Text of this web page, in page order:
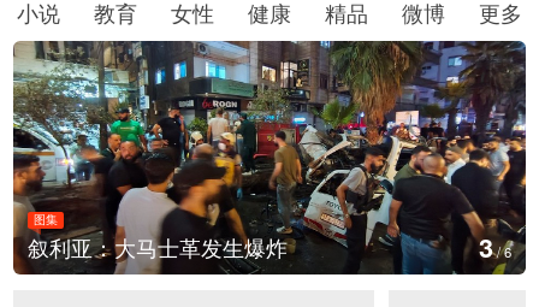
小说
教育 女性 健康 精品 微博 更多
炸
图集
云南弥勒：欢庆火把节
4/6